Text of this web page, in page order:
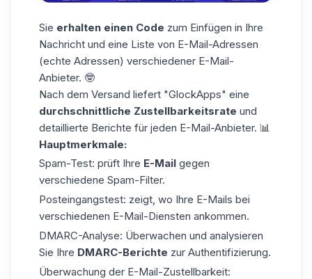
Sie erhalten einen Code zum Einfügen in Ihre
Nachricht und eine Liste von E-Mail-Adressen
(echte Adressen) verschiedener E-Mail-
Anbieter. 🤓
Nach dem Versand liefert "GlockApps" eine
durchschnittliche Zustellbarkeitsrate und
detaillierte Berichte für jeden E-Mail-Anbieter. 📊
Hauptmerkmale:
Spam-Test: prüft Ihre E-Mail gegen
verschiedene Spam-Filter.
Posteingangstest: zeigt, wo Ihre E-Mails bei
verschiedenen E-Mail-Diensten ankommen.
DMARC-Analyse: Überwachen und analysieren
Sie Ihre DMARC-Berichte zur Authentifizierung.
Überwachung der E-Mail-Zustellbarkeit: